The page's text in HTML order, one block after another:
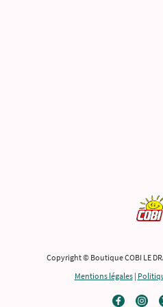
Copyright © Boutique COBI LE
Mentions légales|